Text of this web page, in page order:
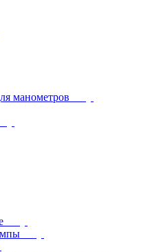
манометров